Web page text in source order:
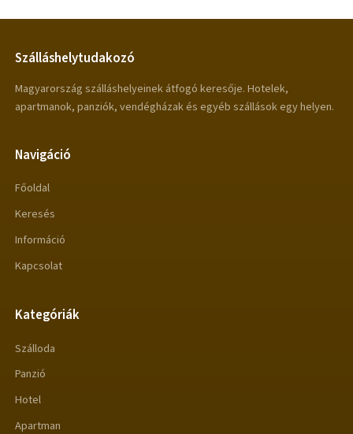
Szálláshelytudakozó
Magyarország szálláshelyeinek átfogó keresője. Hotelek,
apartmanok, panziók, vendégházak és egyéb szállások egy helyen.
Navigáció
Főoldal
Keresés
Információ
Kapcsolat
Kategóriák
Szálloda
Panzió
Hotel
Apartman